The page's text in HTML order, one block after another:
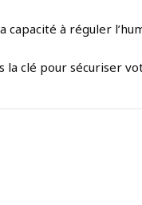
à réguler
la clé pour sécuriser